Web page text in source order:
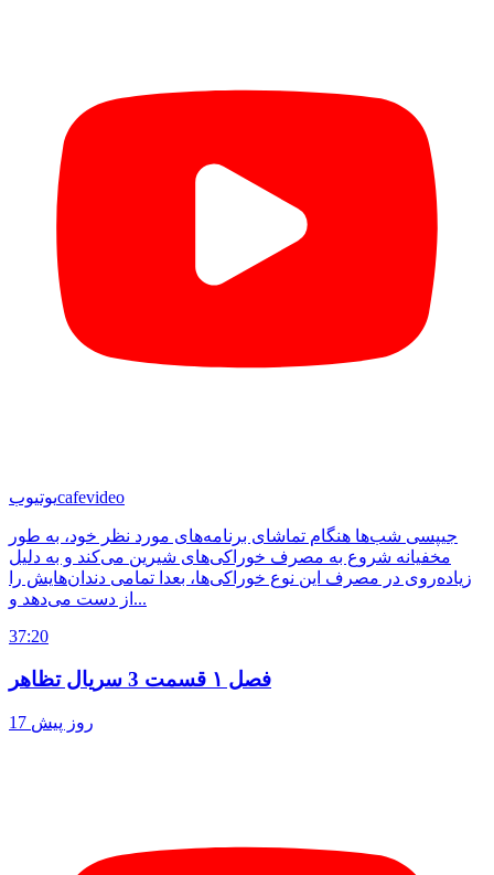
یوتیوبcafevideo
جیپسی شب‌ها هنگام تماشای برنامه‌های مورد نظر خود، به طور
مخفیانه شروع به مصرف خوراکی‌های شیرین می‌‌کند و به دلیل
زیاده‌روی در مصرف این نوع خوراکی‌ها، بعدا تمامی دندان‌هایش را
از دست می‌دهد و...
37:20
فصل ۱ قسمت 3 سریال تظاهر
17 روز پیش